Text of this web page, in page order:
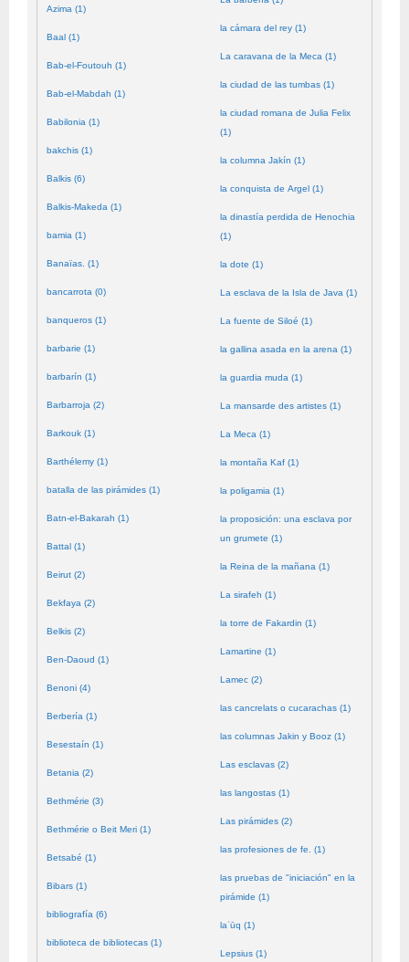
Azima (1)
Baal (1)
Bab-el-Foutouh (1)
Bab-el-Mabdah (1)
Babilonia (1)
bakchis (1)
Balkis (6)
Balkis-Makeda (1)
bamia (1)
Banaïas. (1)
bancarrota (0)
banqueros (1)
barbarie (1)
barbarín (1)
Barbarroja (2)
Barkouk (1)
Barthélemy (1)
batalla de las pirámides (1)
Batn-el-Bakarah (1)
Battal (1)
Beirut (2)
Bekfaya (2)
Belkis (2)
Ben-Daoud (1)
Benoni (4)
Berbería (1)
Besestaín (1)
Betania (2)
Bethmérie (3)
Bethmérie o Beit Meri (1)
Betsabé (1)
Bibars (1)
bibliografía (6)
biblioteca de bibliotecas (1)
la cámara del rey (1)
La caravana de la Meca (1)
la ciudad de las tumbas (1)
la ciudad romana de Julia Felix
(1)
la columna Jakín (1)
la conquista de Argel (1)
la dinastía perdida de Henochia
(1)
la dote (1)
La esclava de la Isla de Java (1)
La fuente de Siloé (1)
la gallina asada en la arena (1)
la guardia muda (1)
La mansarde des artistes (1)
La Meca (1)
la montaña Kaf (1)
la poligamia (1)
la proposición: una esclava por
un grumete (1)
la Reina de la mañana (1)
La sirafeh (1)
la torre de Fakardin (1)
Lamartine (1)
Lamec (2)
las cancrelats o cucarachas (1)
las columnas Jakin y Booz (1)
Las esclavas (2)
las langostas (1)
Las pirámides (2)
las profesiones de fe. (1)
las pruebas de "iniciación" en la
pirámide (1)
laʿūq (1)
Lepsius (1)